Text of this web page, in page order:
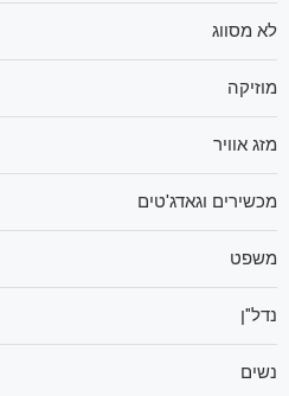
לא מסווג
מוזיקה
מזג אוויר
מכשירים וגאדג'טים
משפט
נדל"ן
נשים